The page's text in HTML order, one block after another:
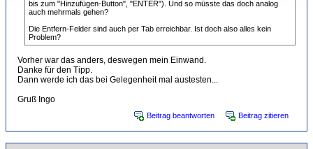
bis zum "Hinzufügen-Button", "ENTER"). Und so müsste das doch analog
auch mehrmals gehen?
Die Entfern-Felder sind auch per Tab erreichbar. Ist doch also alles kein
Problem?
Vorher war das anders, deswegen mein Einwand.
Danke für den Tipp.
Dann werde ich das bei Gelegenheit mal austesten...
Gruß Ingo
Beitrag beantworten Beitrag zitieren